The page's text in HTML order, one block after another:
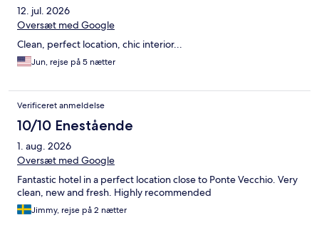
12. jul. 2026
Oversæt med Google
Clean, perfect location, chic interior...
Jun, rejse på 5 nætter
Verificeret anmeldelse
10/10 Enestående
1. aug. 2026
Oversæt med Google
Fantastic hotel in a perfect location close to Ponte Vecchio. Very
clean, new and fresh. Highly recommended
Jimmy, rejse på 2 nætter